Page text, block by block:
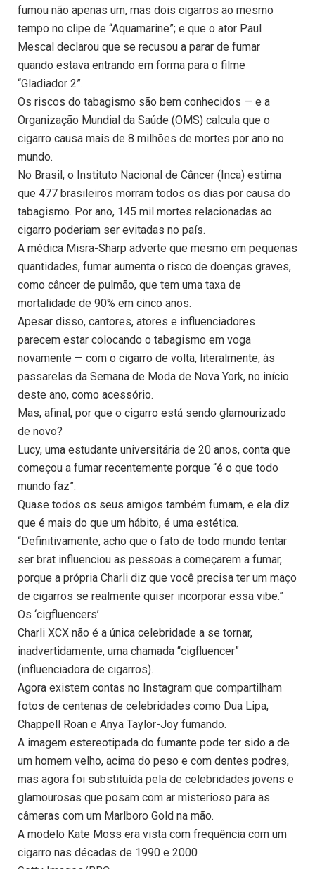
fumou não apenas um, mas dois cigarros ao mesmo
tempo no clipe de “Aquamarine”; e que o ator Paul
Mescal declarou que se recusou a parar de fumar
quando estava entrando em forma para o filme
“Gladiador 2”.
Os riscos do tabagismo são bem conhecidos — e a
Organização Mundial da Saúde (OMS) calcula que o
cigarro causa mais de 8 milhões de mortes por ano no
mundo.
No Brasil, o Instituto Nacional de Câncer (Inca) estima
que 477 brasileiros morram todos os dias por causa do
tabagismo. Por ano, 145 mil mortes relacionadas ao
cigarro poderiam ser evitadas no país.
A médica Misra-Sharp adverte que mesmo em pequenas
quantidades, fumar aumenta o risco de doenças graves,
como câncer de pulmão, que tem uma taxa de
mortalidade de 90% em cinco anos.
Apesar disso, cantores, atores e influenciadores
parecem estar colocando o tabagismo em voga
novamente — com o cigarro de volta, literalmente, às
passarelas da Semana de Moda de Nova York, no início
deste ano, como acessório.
Mas, afinal, por que o cigarro está sendo glamourizado
de novo?
Lucy, uma estudante universitária de 20 anos, conta que
começou a fumar recentemente porque “é o que todo
mundo faz”.
Quase todos os seus amigos também fumam, e ela diz
que é mais do que um hábito, é uma estética.
“Definitivamente, acho que o fato de todo mundo tentar
ser brat influenciou as pessoas a começarem a fumar,
porque a própria Charli diz que você precisa ter um maço
de cigarros se realmente quiser incorporar essa vibe.”
Os ‘cigfluencers’
Charli XCX não é a única celebridade a se tornar,
inadvertidamente, uma chamada “cigfluencer”
(influenciadora de cigarros).
Agora existem contas no Instagram que compartilham
fotos de centenas de celebridades como Dua Lipa,
Chappell Roan e Anya Taylor-Joy fumando.
A imagem estereotipada do fumante pode ter sido a de
um homem velho, acima do peso e com dentes podres,
mas agora foi substituída pela de celebridades jovens e
glamourosas que posam com ar misterioso para as
câmeras com um Marlboro Gold na mão.
A modelo Kate Moss era vista com frequência com um
cigarro nas décadas de 1990 e 2000